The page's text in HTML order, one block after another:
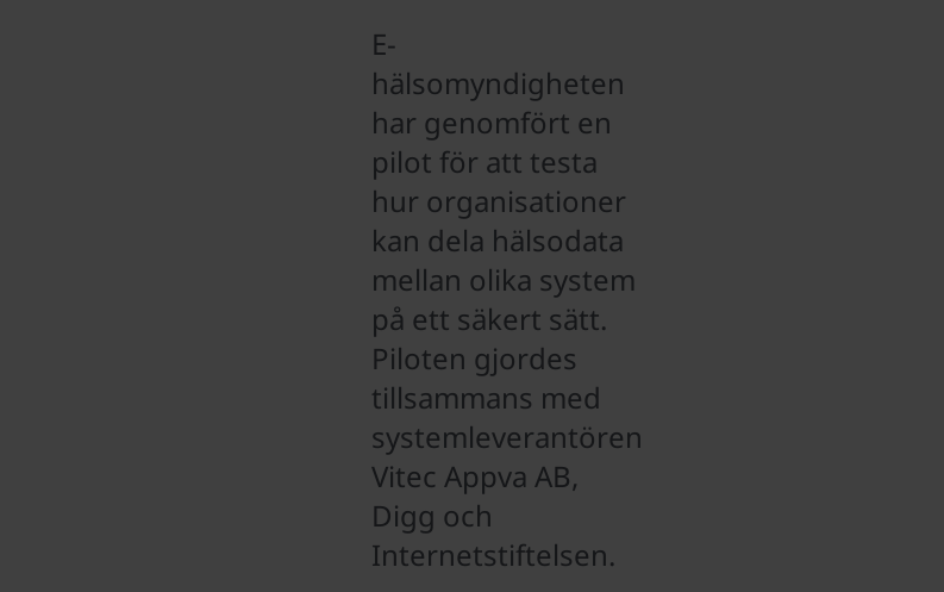
E-
hälsomyndigheten
har genomfört en
pilot för att testa
hur organisationer
kan dela hälsodata
mellan olika system
på ett säkert sätt.
Piloten gjordes
tillsammans med
systemleverantören
Vitec Appva AB,
Digg och
Internetstiftelsen.